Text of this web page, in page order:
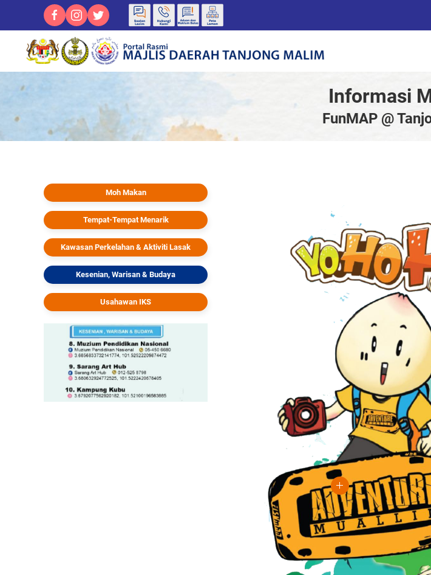
Informasi
FunMAP @
Moh Makan
Tempat-Tempat Menarik
Kawasan Perkelahan & Aktiviti Lasak
Kesenian, Warisan & Budaya
Usahawan IKS